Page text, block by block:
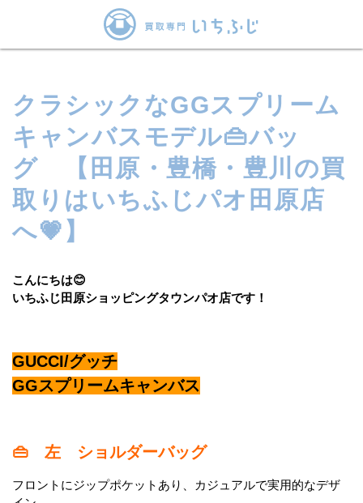
クラシックなGGスプリーム
キャンバスモデル👜バッ
グ 【田原・豊橋・豊川の買
取りはいちふじパオ田原店
へ💗】
こんにちは😊
いちふじ田原ショッピングタウンパオ店です！
GUCCI/グッチ
GGスプリームキャンバス
👜 左 ショルダーバッグ
フロントにジップポケットあり、カジュアルで実用的なデザ